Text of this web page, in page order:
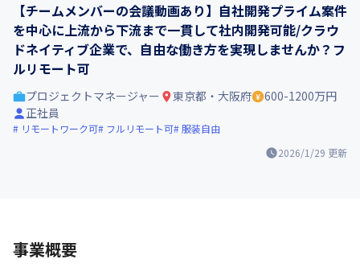
【チームメンバーの会議動画あり】自社開発プライム案件
を中心に上流から下流まで一貫して社内開発可能/クラウ
ドネイティブ企業で、自由な働き方を実現しませんか？フ
ルリモート可
2026/1/29 更新
プロジェクトマネージャー 東京都・大阪府
600-1200万円
正社員
リモートワーク可 フルリモート可 服装自由
事業概要